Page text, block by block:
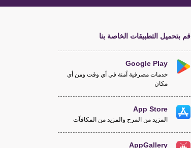
قم بتحميل التطبيقات الخاصة بنا
Google Play
خدمات مصرفية آمنة في أي وقت ومن أي
مكان
App Store
المزيد من المرح والمزيد من المكافآت
AppGallery